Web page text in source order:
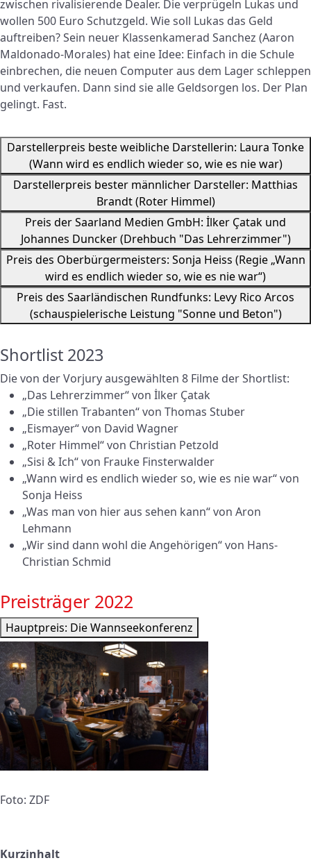
zwischen rivalisierende Dealer. Die verprügeln Lukas und
wollen 500 Euro Schutzgeld. Wie soll Lukas das Geld
auftreiben? Sein neuer Klassenkamerad Sanchez (Aaron
Maldonado-Morales) hat eine Idee: Einfach in die Schule
einbrechen, die neuen Computer aus dem Lager schleppen
und verkaufen. Dann sind sie alle Geldsorgen los. Der Plan
gelingt. Fast.
Darstellerpreis beste weibliche Darstellerin: Laura Tonke
(Wann wird es endlich wieder so, wie es nie war)
Darstellerpreis bester männlicher Darsteller: Matthias
Brandt (Roter Himmel)
Preis der Saarland Medien GmbH: İlker Çatak und
Johannes Duncker (Drehbuch "Das Lehrerzimmer")
Preis des Oberbürgermeisters: Sonja Heiss (Regie „Wann
wird es endlich wieder so, wie es nie war“)
Preis des Saarländischen Rundfunks: Levy Rico Arcos
(schauspielerische Leistung "Sonne und Beton")
Shortlist 2023
Die von der Vorjury ausgewählten 8 Filme der Shortlist:
„Das Lehrerzimmer“ von İlker Çatak
„Die stillen Trabanten“ von Thomas Stuber
„Eismayer“ von David Wagner
„Roter Himmel“ von Christian Petzold
„Sisi & Ich“ von Frauke Finsterwalder
„Wann wird es endlich wieder so, wie es nie war“ von
Sonja Heiss
„Was man von hier aus sehen kann“ von Aron
Lehmann
„Wir sind dann wohl die Angehörigen“ von Hans-
Christian Schmid
Preisträger 2022
Hauptpreis: Die Wannseekonferenz
Foto: ZDF
Kurzinhalt